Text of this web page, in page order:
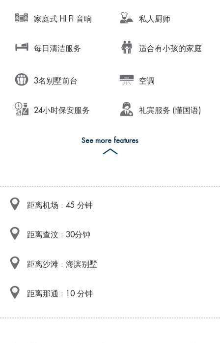
家庭式 HI FI 音响 私人厨师
每日清洁服务 适合有小孩的家庭
3名别墅前台 空调
24小时保安服务 礼宾服务 (懂国语)
See more features
距离机场 : 45 分钟
距离查汶 : 30分钟
距离沙滩 : 海滨别墅
距离那通 : 10 分钟